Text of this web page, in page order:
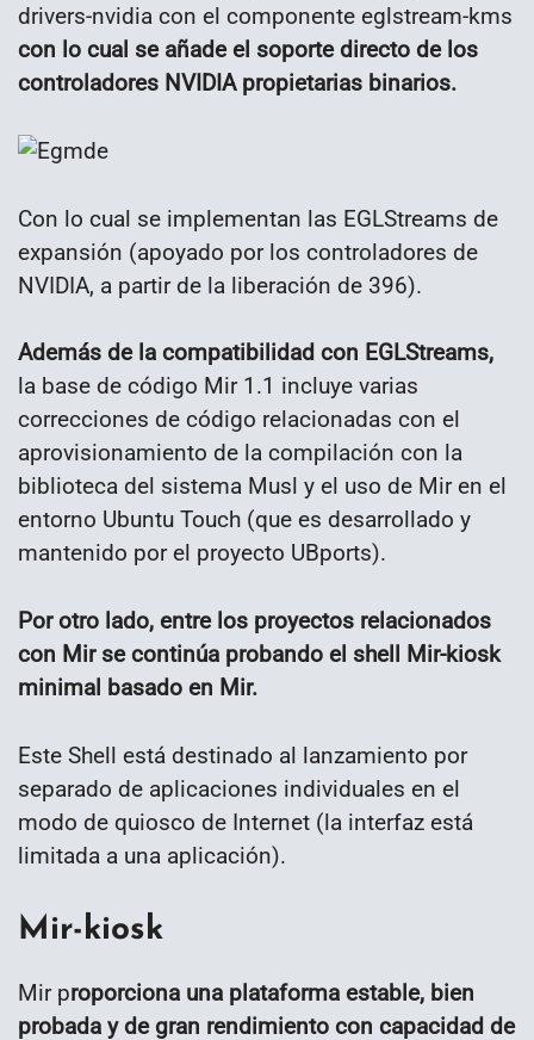
drivers-nvidia con el componente eglstream-kms
con lo cual se añade el soporte directo de los
controladores NVIDIA propietarias binarios.
Con lo cual se implementan las EGLStreams de
expansión (apoyado por los controladores de
NVIDIA, a partir de la liberación de 396).
Además de la compatibilidad con EGLStreams,
la base de código Mir 1.1 incluye varias
correcciones de código relacionadas con el
aprovisionamiento de la compilación con la
biblioteca del sistema Musl y el uso de Mir en el
entorno Ubuntu Touch (que es desarrollado y
mantenido por el proyecto UBports).
Por otro lado, entre los proyectos relacionados
con Mir se continúa probando el shell Mir-kiosk
minimal basado en Mir.
Este Shell está destinado al lanzamiento por
separado de aplicaciones individuales en el
modo de quiosco de Internet (la interfaz está
limitada a una aplicación).
Mir-kiosk
Mir proporciona una plataforma estable, bien
probada y de gran rendimiento con capacidad de